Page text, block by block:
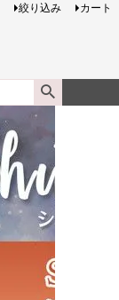
絞り込み カート